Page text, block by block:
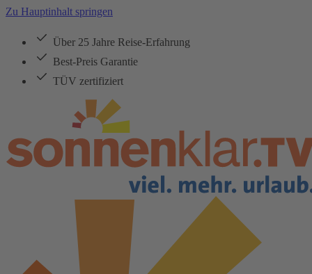
Zu Hauptinhalt springen
Über 25 Jahre Reise-Erfahrung
Best-Preis Garantie
TÜV zertifiziert